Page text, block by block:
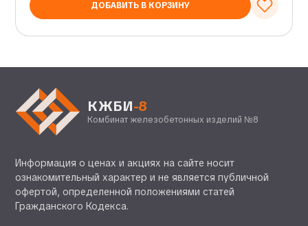
ДОБАВИТЬ В КОРЗИНУ
КЖБИ-8
Комбинат железобетонных изделий №8
Информация о ценах и акциях на сайте носит
ознакомительный характер и не является публичной
офертой, определенной положениями статей
Гражданского Кодекса.